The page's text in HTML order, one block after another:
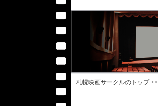
札幌映画サークルのトップ >>